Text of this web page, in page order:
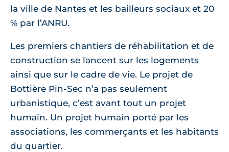
la ville de Nantes et les bailleurs sociaux et 20
% par l’ANRU.
Les premiers chantiers de réhabilitation et de
construction se lancent sur les logements
ainsi que sur le cadre de vie. Le projet de
Bottière Pin-Sec n’a pas seulement
urbanistique, c’est avant tout un projet
humain. Un projet humain porté par les
associations, les commerçants et les habitants
du quartier.